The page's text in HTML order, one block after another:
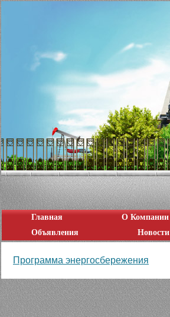
Главная О Компании
Объявления
Новости
Программа энергосбережения